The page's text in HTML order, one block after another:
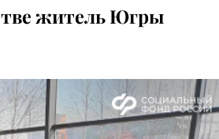
житель Югры